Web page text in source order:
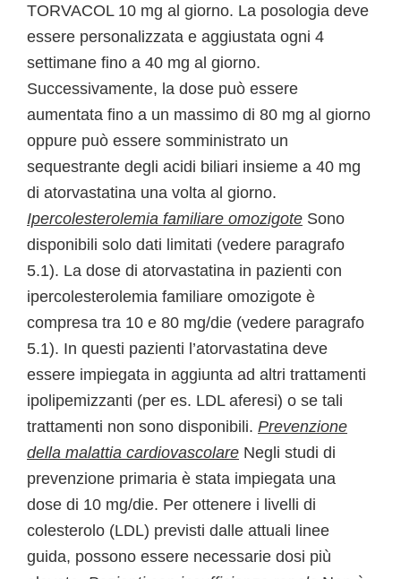
TORVACOL 10 mg al giorno. La posologia deve
essere personalizzata e aggiustata ogni 4
settimane fino a 40 mg al giorno.
Successivamente, la dose può essere
aumentata fino a un massimo di 80 mg al giorno
oppure può essere somministrato un
sequestrante degli acidi biliari insieme a 40 mg
di atorvastatina una volta al giorno.
Ipercolesterolemia familiare omozigote Sono
disponibili solo dati limitati (vedere paragrafo
5.1). La dose di atorvastatina in pazienti con
ipercolesterolemia familiare omozigote è
compresa tra 10 e 80 mg/die (vedere paragrafo
5.1). In questi pazienti l’atorvastatina deve
essere impiegata in aggiunta ad altri trattamenti
ipolipemizzanti (per es. LDL aferesi) o se tali
trattamenti non sono disponibili. Prevenzione
della malattia cardiovascolare Negli studi di
prevenzione primaria è stata impiegata una
dose di 10 mg/die. Per ottenere i livelli di
colesterolo (LDL) previsti dalle attuali linee
guida, possono essere necessarie dosi più